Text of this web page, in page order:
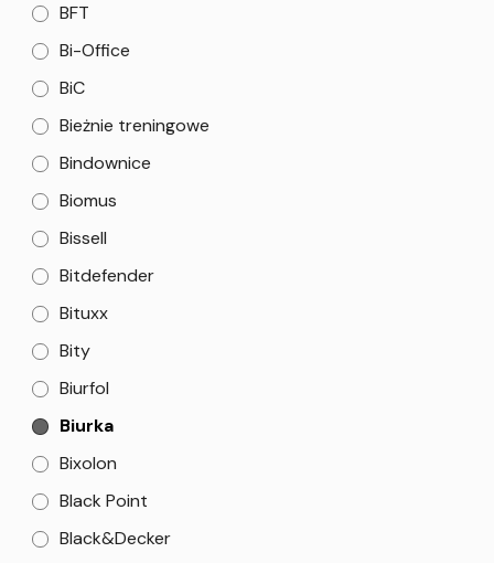
BFT
Bi-Office
BiC
Bieżnie treningowe
Bindownice
Biomus
Bissell
Bitdefender
Bituxx
Bity
Biurfol
Biurka
Bixolon
Black Point
Black&Decker